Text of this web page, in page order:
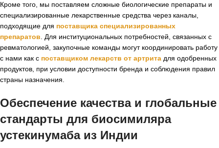
Кроме того, мы поставляем сложные биологические препараты и
специализированные лекарственные средства через каналы,
подходящие для поставщика специализированных
препаратов . Для институциональных потребностей, связанных с
ревматологией, закупочные команды могут координировать работу
с нами как с поставщиком лекарств от артрита для одобренных
продуктов, при условии доступности бренда и соблюдения правил
страны назначения.
Обеспечение качества и глобальные
стандарты для биосимиляра
устекинумаба из Индии